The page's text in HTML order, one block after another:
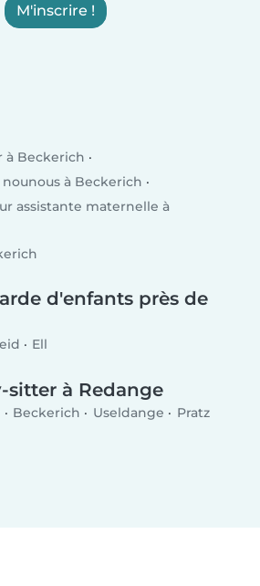
M'inscrire !
à Beckerich
à Beckerich
assistante maternelle à
d'enfants près de
Ell
sitter à Redange
Beckerich Useldange Pratz